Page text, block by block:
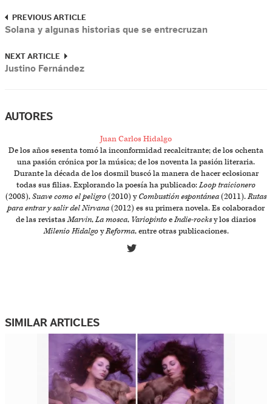
PREVIOUS ARTICLE
Solana y algunas historias que se entrecruzan
NEXT ARTICLE
Justino Fernández
AUTORES
Juan Carlos Hidalgo
De los años sesenta tomó la inconformidad recalcitrante; de los ochenta
una pasión crónica por la música; de los noventa la pasión literaria.
Durante la década de los dosmil buscó la manera de hacer eclosionar
todas sus filias. Explorando la poesía ha publicado:Loop traicionero
(2008),Suave como el peligro(2010) yCombustión espontánea(2011).Rutas
para entrar y salir del Nirvana(2012) es su primera novela. Es colaborador
de las revistasMarvin,La mosca, VariopintoeIndie-rocksy los diarios
Milenio HidalgoyReforma, entre otras publicaciones.
SIMILAR ARTICLES